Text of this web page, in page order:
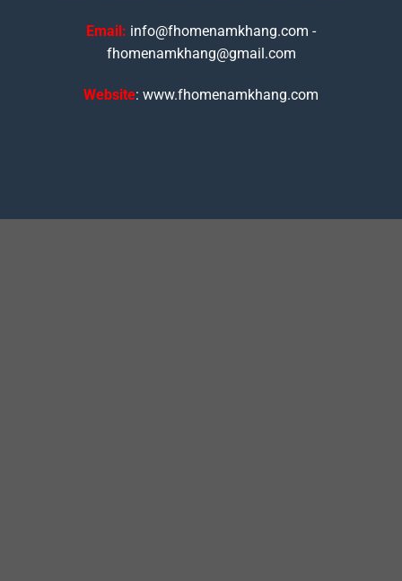
Email: info@fhomenamkhang.com -
fhomenamkhang@gmail.com
Website: www.fhomenamkhang.com